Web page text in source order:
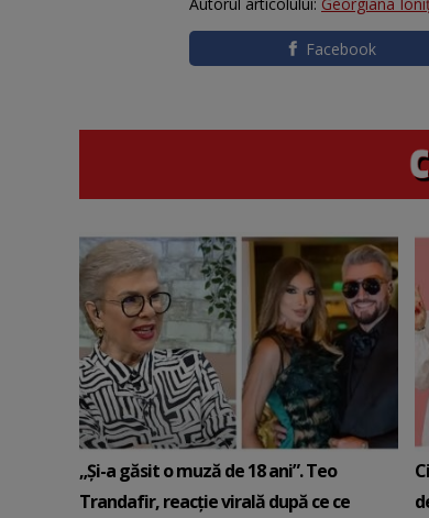
Autorul articolului: Georgiana
Facebook
„Și-a găsit o muză de 18 ani”. Teo
Trandafir, reacție virală după ce ce